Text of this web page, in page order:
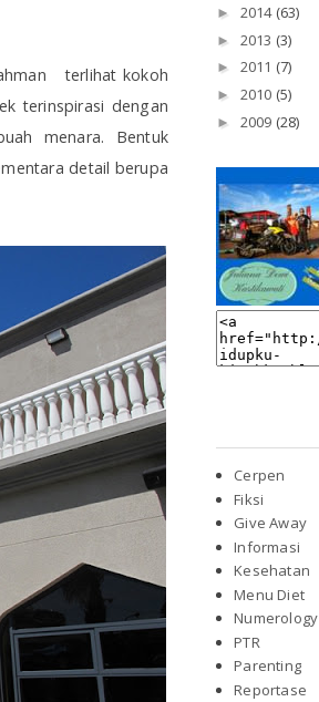
terlihat kokoh
terinspirasi dengan
menara. Bentuk
detail berupa
► 2014 (63)
► 2013 (3)
► 2011 (7)
► 2010 (5)
► 2009 (28)
Cerpen
Fiksi
Give Away
Informasi
Kesehatan
Menu Diet
Numerology
PTR
Parenting
Reportase